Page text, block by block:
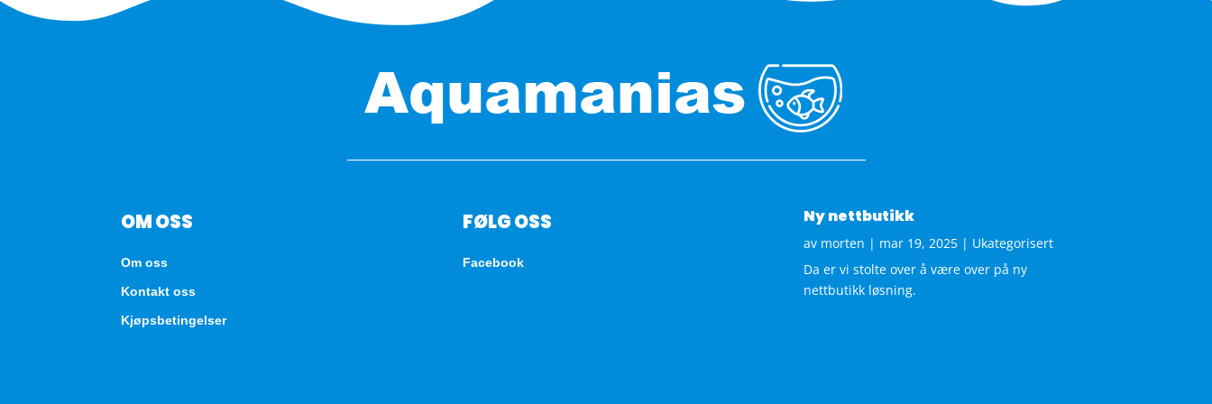
OM OSS
Om oss
Kontakt oss
Kjøpsbetingelser
FØLG OSS
Facebook
Ny nettbutikk
av morten | mar 19, 2025| Ukategorisert
Da er vi stolte over å være over på ny
nettbutikk løsning.